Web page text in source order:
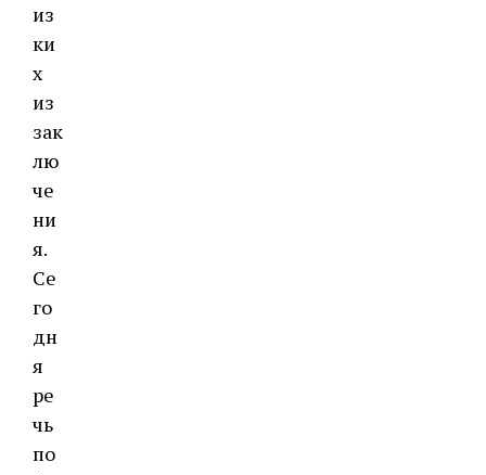
из
ки
х
из
зак
лю
че
ни
я.
Се
го
дн
я
ре
чь
по